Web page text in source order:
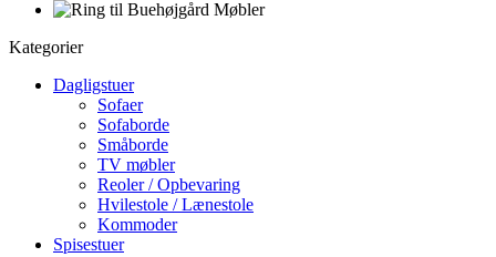
Kategorier
Dagligstuer
Sofaer
Sofaborde
Småborde
TV møbler
Reoler / Opbevaring
Hvilestole / Lænestole
Kommoder
Spisestuer